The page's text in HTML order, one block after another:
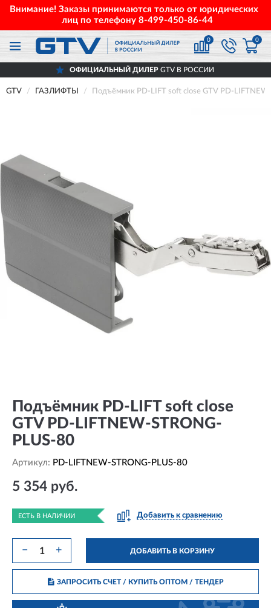
Внимание! Заказы принимаются только от юридических
лиц по телефону 8-499-450-86-44
0 0
ОФИЦИАЛЬНЫЙ ДИЛЕР GTV В РОССИИ
GTV ГАЗЛИФТЫ Подъёмник PD-LIFT soft close GTV PD-
Подъёмник PD-LIFT soft close
GTV PD-LIFTNEW-STRONG-
PLUS-80
Артикул: PD-LIFTNEW-STRONG-PLUS-80
5 354 руб.
ЕСТЬ В НАЛИЧИИ Добавить к сравнению
− + ДОБАВИТЬ В КОРЗИНУ
ЗАПРОСИТЬ СЧЕТ / КУПИТЬ ОПТОМ/ ТЕНДЕР